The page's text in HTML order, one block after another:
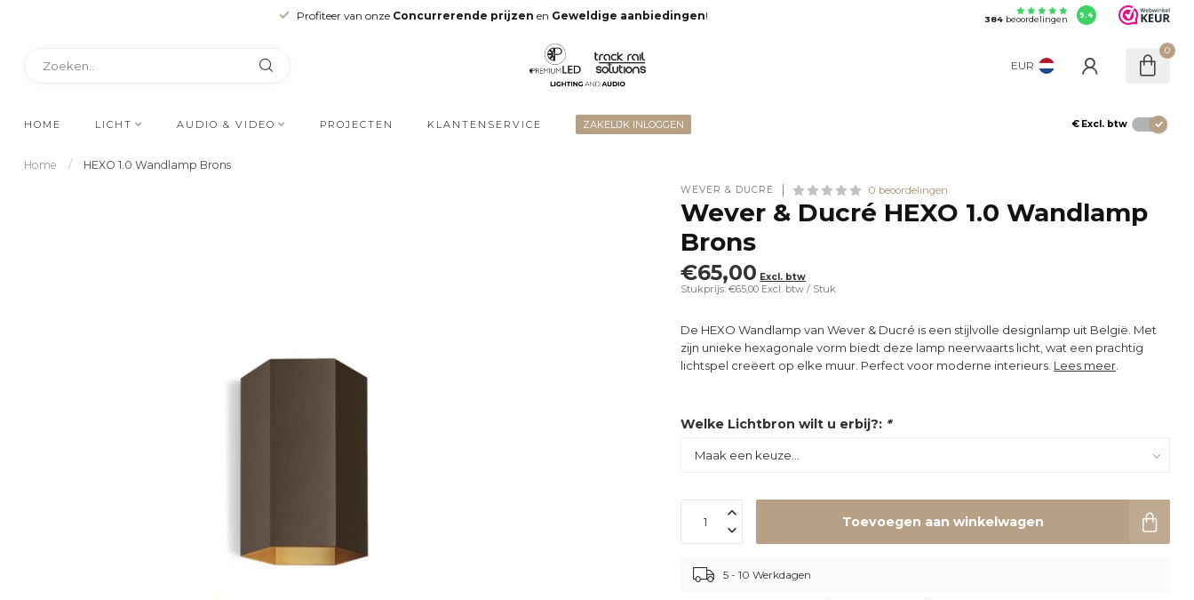
Profiteer van onze Concurrerende prijzen en Geweldige aanbiedingen! 384beoordelingen 9.4
EUR
0
HOME LICHT AUDIO & VIDEO PROJECTEN KLANTENSERVICE ZAKELIJK INLOGGEN € Excl. btw
Home / HEXO 1.0 Wandlamp Brons
WEVER & DUCRÉ 0 beoordelingen
Wever & Ducré HEXO 1.0 Wandlamp
Brons
€65,00 Excl. btw
Stukprijs: €65,00 Excl. btw / Stuk
De HEXO Wandlamp van Wever & Ducré is een stijlvolle designlamp uit België. Met
zijn unieke hexagonale vorm biedt deze lamp neerwaarts licht, wat een prachtig
lichtspel creëert op elke muur. Perfect voor moderne interieurs. Lees meer
Welke Lichtbron wilt u erbij?: *
Toevoegen aan winkelwagen
5 - 10 Werkdagen